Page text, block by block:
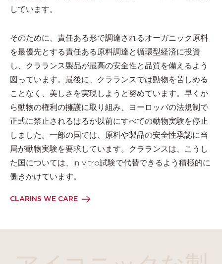
しています。
そのために、責任ある形で調達されるオーガニック原料
を最優先とする責任ある原料調達と循環型経済に投資
し、クラランス製品が最高の安全性と品質を備えるよう
図っています。最後に、クラランスでは動物を苦しめる
ことなく、美しさを実現しようと努めています。早くか
ら動物の権利の擁護に取り組み、ヨーロッパの法規制で
正式に禁止されるはるか以前にすべての動物実験を停止
しました。一部の国では、原料や製品の安全性承認に当
局が動物実験を要求しています。クラランスは、こうし
た国については、in vitro試験で代替できるよう積極的に
働きかけています。
CLARINS WE CARE